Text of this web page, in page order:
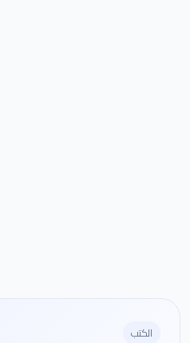
الكتب